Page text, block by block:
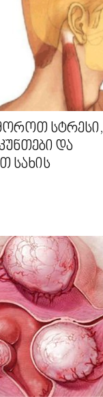
სტრესი,
და
სახის